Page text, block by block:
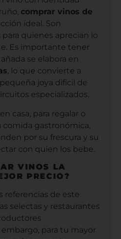
comprar vinos de
ideal. Son
quienes aprecian lo
Es importante tener
se elabora en
, lo que convierte a
joya difícil de
especializados.
casa, para regalar o
comida gastronómica,
por su frescura y su
con quien los bebe.
VINOS LA
PRECIO?
referencias de este
selectas y restaurantes
para tu mayor